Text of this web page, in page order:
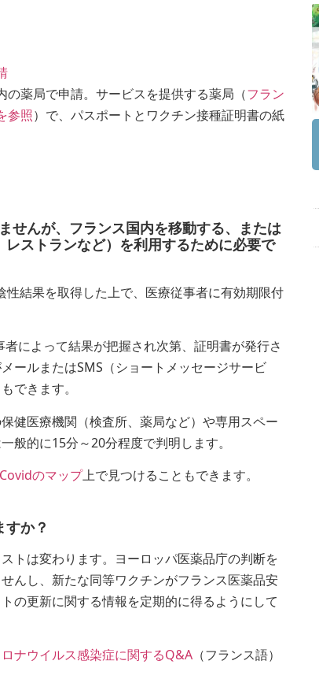
の薬局で申請。サービスを提供する薬局（フラン
参照）で、パスポートとワクチン接種証明書の紙
せんが、フランス国内を移動する、または
ストランなど）を利用するために必要で
結果を取得した上で、医療従事者に有効期限付
によって結果が把握され次第、証明書が発行さ
ールまたはSMS（ショートメッセージサービ
できます。
健医療機関（検査所、薬局など）や専用スペー
般的に15分～20分程度で判明します。
のマップ上で見つけることもできます。
か？
トは変わります。ヨーロッパ医薬品庁の判断を
んし、新たな同等ワクチンがフランス医薬品安
の更新に関する情報を定期的に得るようにして
ナウイルス感染症に関するQ&A （フランス語）